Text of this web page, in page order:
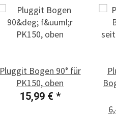
Pluggit Bogen 90° für
PK150, oben
15,99 € *